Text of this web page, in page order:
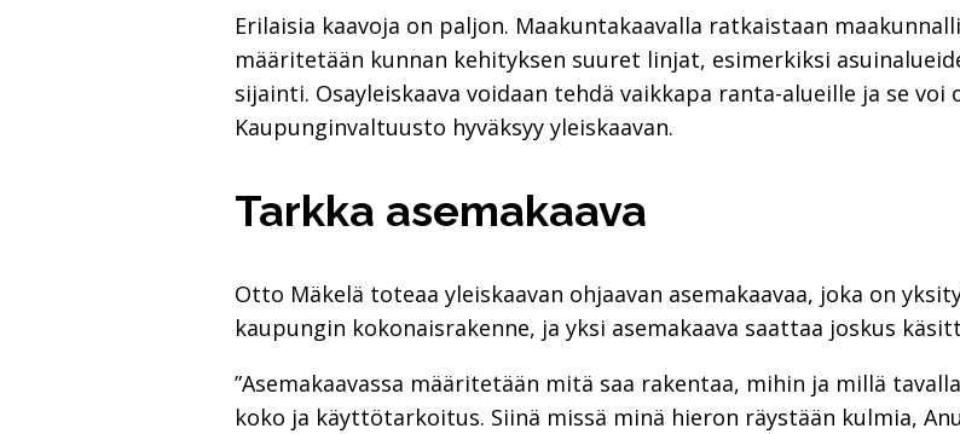
Erilaisia kaavoja on paljon. Maakuntakaavalla ratkaistaan
määritetään kunnan kehityksen suuret linjat, esimerkiksi
sijainti. Osayleiskaava voidaan tehdä vaikkapa ranta-alueille ja se
Kaupunginvaltuusto hyväksyy yleiskaavan.
Tarkka asemakaava
Otto Mäkelä toteaa yleiskaavan ohjaavan asemakaavaa, joka on
kaupungin kokonaisrakenne, ja yksi asemakaava saattaa joskus
”Asemakaavassa määritetään mitä saa rakentaa, mihin ja millä
koko ja käyttötarkoitus. Siinä missä minä hieron räystään kulmia,